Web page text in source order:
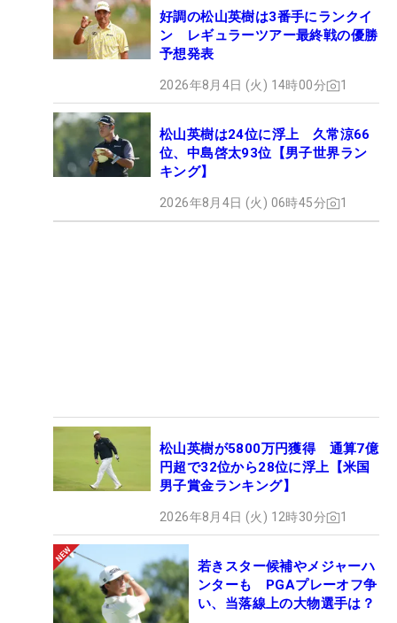
好調の松山英樹は3番手にランクイ
ン レギュラーツアー最終戦の優勝
予想発表
2026年8月4日 (火) 14時00分 1
松山英樹は24位に浮上 久常涼66
位、中島啓太93位【男子世界ラン
キング】
2026年8月4日 (火) 06時45分 1
松山英樹が5800万円獲得 通算7億
円超で32位から28位に浮上【米国
男子賞金ランキング】
2026年8月4日 (火) 12時30分 1
若きスター候補やメジャーハ
ンターも PGAプレーオフ争
い、当落線上の大物選手は？